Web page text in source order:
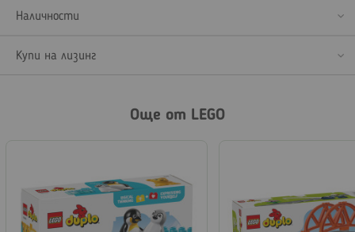
Наличности
Купи на лизинг
Още от LEGO